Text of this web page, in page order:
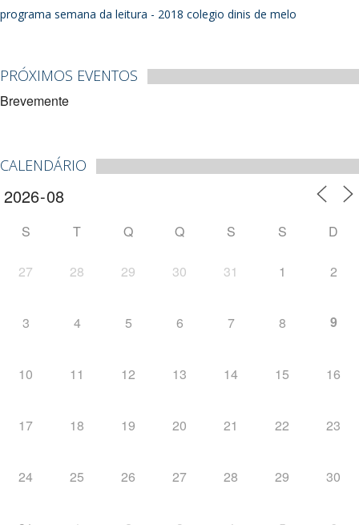
programa semana da leitura - 2018 colegio dinis de melo
PRÓXIMOS EVENTOS
Brevemente
CALENDÁRIO
S T Q Q S S D
27 28 29 30 31 1 2
3 4 5 6 7 8 9
10 11 12 13 14 15 16
17 18 19 20 21 22 23
24 25 26 27 28 29 30